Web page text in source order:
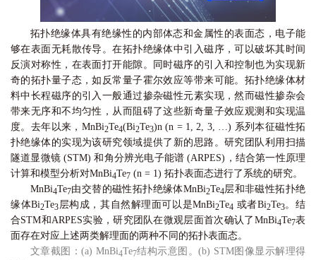
拓扑绝缘体具有绝缘性的内部体态和金属性的表面态，电子能
够在表面无耗散传导。在拓扑绝缘体中引入磁序，可以破坏其时间
反演对称性，在表面打开能隙。同时磁序的引入和控制也为实现新
奇的拓扑量子态，如反常量子霍尔效应等带来可能。拓扑绝缘体材
料中长程磁序的引入一般通过掺杂磁性元素实现，然而磁性掺杂会
带来无序和不均匀性，从而阻碍了这些新奇量子效应观测和实现温
度。去年以来，MnBi2Te4(Bi2Te3)n (n = 1, 2, 3, …) 系列本征磁性拓
扑绝缘体的实现为该研究领域提供了新的思路。研究团队利用扫描
隧道显微镜 (STM) 和角分辨光电子能谱 (ARPES)，结合第一性原理
计算和模型分析对MnBi4Te7 (n = 1) 拓扑表面态进行了系统的研究。
MnBi4Te7由交替的磁性拓扑绝缘体MnBi2Te4层和非磁性拓扑绝
缘体Bi2Te3层构成，其自然解理面可以是MnBi2Te4 或者Bi2Te3。结
合STM和ARPES实验，研究团队在微观层面首次确认了MnBi4Te7表
面存在对应上述两类解理面的两种不同的拓扑表面态。
文章截图：(a) MnBi4Te7结构示意图。(b) STM图像显示解理得